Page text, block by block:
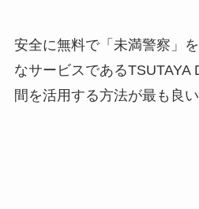
安全に無料で「未満警察」
なサービスであるTSUTAYA
間を活用する方法が最も良い